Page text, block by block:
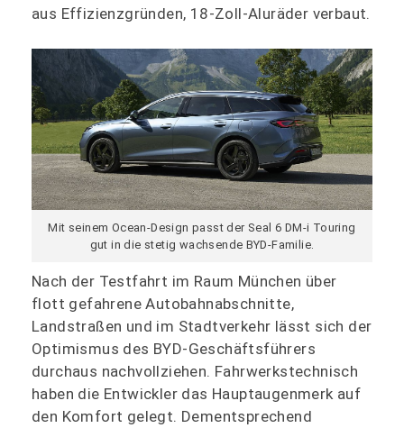
aus Effizienzgründen, 18-Zoll-Aluräder verbaut.
Mit seinem Ocean-Design passt der Seal 6 DM-i Touring
gut in die stetig wachsende BYD-Familie.
Nach der Testfahrt im Raum München über
flott gefahrene Autobahnabschnitte,
Landstraßen und im Stadtverkehr lässt sich der
Optimismus des BYD-Geschäftsführers
durchaus nachvollziehen. Fahrwerkstechnisch
haben die Entwickler das Hauptaugenmerk auf
den Komfort gelegt. Dementsprechend